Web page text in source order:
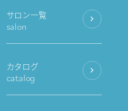
サロン一覧
salon
カタログ
catalog